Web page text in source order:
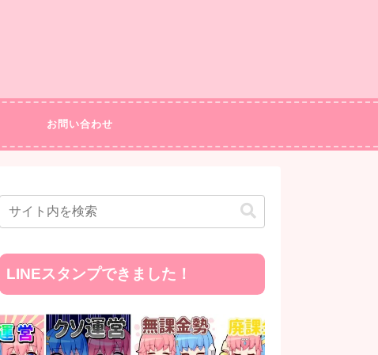
お問い合わせ
LINEスタンプできました！